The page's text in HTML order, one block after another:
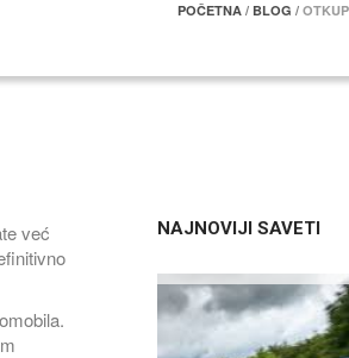
POČETNA / BLOG /
već
NAJNOVIJI SAVETI